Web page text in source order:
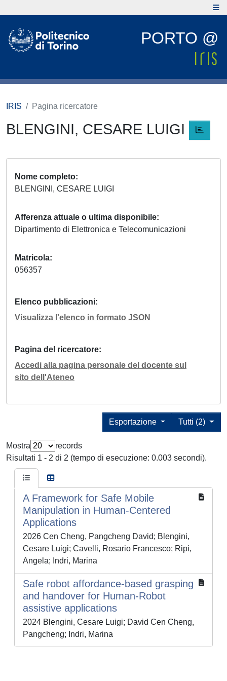
PORTO @
IRIS Pagina ricercatore
BLENGINI, CESARE LUIGI
Nome completo
BLENGINI, CESARE LUIGI
Afferenza attuale o ultima disponibile
Dipartimento di Elettronica e Telecomunicazioni
Matricola
056357
Elenco pubblicazioni
Visualizza l'elenco in formato JSON
Pagina del ricercatore
Accedi alla pagina personale del docente sul
sito dell'Ateneo
Tutti (2)
Esportazione
Mostra
records
Risultati 1 - 2 di 2 (tempo di esecuzione: 0.003 secondi).
A Framework for Safe Mobile
Manipulation in Human-Centered
Applications
2026 Cen Cheng, Pangcheng David; Blengini,
Cesare Luigi; Cavelli, Rosario Francesco; Ripi,
Angela; Indri, Marina
Safe robot affordance-based grasping
and handover for Human-Robot
assistive applications
2024 Blengini, Cesare Luigi; David Cen Cheng,
Pangcheng; Indri, Marina